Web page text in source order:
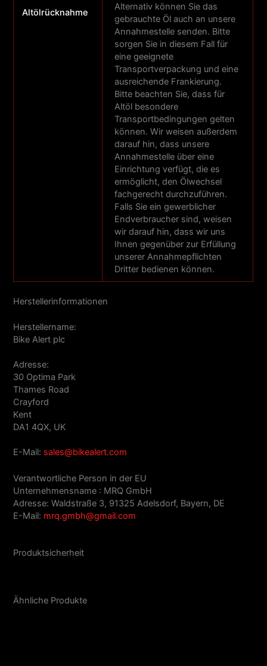
Altölrücknahme
Alternativ können Sie das
gebrauchte Öl auch an unsere
Annahmestelle senden. Bitte
sorgen Sie in diesem Fall für
eine geeignete
Transportverpackung und eine
ausreichende Frankierung.
Bitte beachten Sie, dass für
Altöl besondere
Transportbedingungen gelten
können. Wir weisen außerdem
darauf hin, dass unsere
Annahmestelle über eine
Einrichtung verfügt, die es
ermöglicht, den Ölwechsel
fachgerecht durchzuführen.
Falls Sie ein gewerblicher
Endverbraucher sind, weisen
wir darauf hin, dass wir uns
Ihnen gegenüber zur Erfüllung
unserer Annahmepflichten
Dritter bedienen können.
Herstellerinformationen
Herstellername:
Bike Alert plc
Adresse:
30 Optima Park
Thames Road
Crayford
Kent
DA1 4QX, UK
E-Mail: sales@bikealert.com
Verantwortliche Person in der EU
Unternehmensname : MRQ GmbH
Adresse: Waldstraße 3, 91325 Adelsdorf, Bayern, DE
E-Mail: mrq.gmbh@gmail.com
Produktsicherheit
Ähnliche Produkte